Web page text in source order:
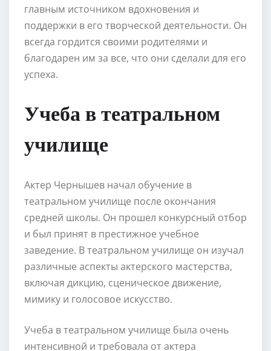
главным источником вдохновения и
поддержки в его творческой деятельности. Он
всегда гордится своими родителями и
благодарен им за все, что они сделали для его
успеха.
Учеба в театральном
училище
Актер Чернышев начал обучение в
театральном училище после окончания
средней школы. Он прошел конкурсный отбор
и был принят в престижное учебное
заведение. В театральном училище он изучал
различные аспекты актерского мастерства,
включая дикцию, сценическое движение,
мимику и голосовое искусство.
Учеба в театральном училище была очень
интенсивной и требовала от актера